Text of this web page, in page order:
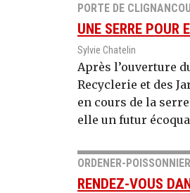
PORTE DE
UNE SERRE POUR
Sylvie Chatelin
Après l’ouverture
Recyclerie et des
en cours de la
elle un futur
ORDENER-
RENDEZ-VOUS